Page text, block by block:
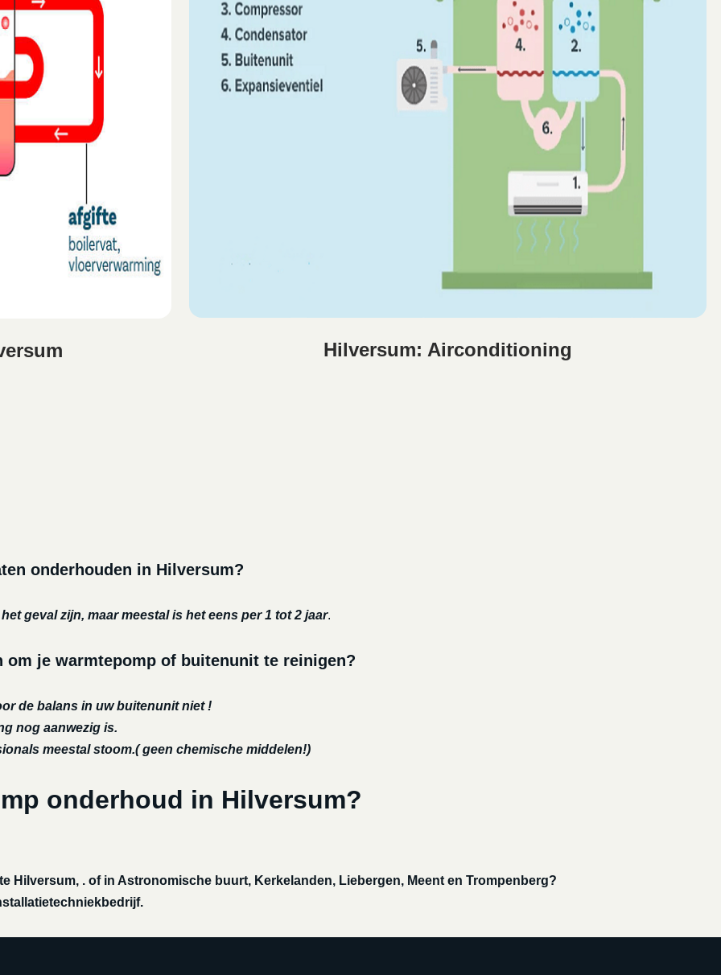
Hilversum: Airconditioning
onderhouden in Hilversum?
geval zijn, maar meestal is het eens per 1 tot 2 jaar.
om je warmtepomp of buitenunit te reinigen?
de balans in uw buitenunit niet !
nog aanwezig is.
meestal stoom.( geen chemische middelen!)
onderhoud in Hilversum?
Hilversum, . of in Astronomische buurt, Kerkelanden, Liebergen, Meent en Trompenberg?